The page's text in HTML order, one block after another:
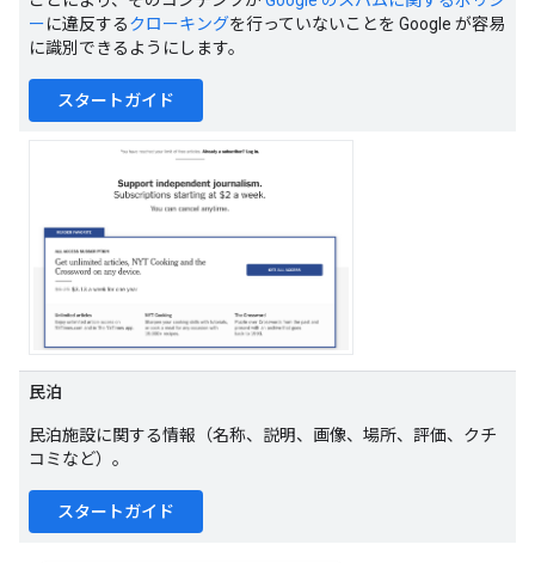
ーに違反するクローキングを行っていないことを Google が容易
に識別できるようにします。
スタートガイド
民泊
民泊施設に関する情報（名称、説明、画像、場所、評価、クチ
コミなど）。
スタートガイド